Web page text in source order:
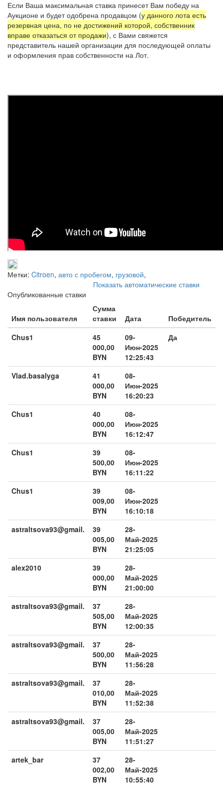
Если Ваша максимальная ставка принесет Вам победу на
Аукционе и будет одобрена продавцом (у данного лота есть
резервная цена, по не достижений которой, собственник
вправе отказаться от продажи), с Вами свяжется
представитель нашей организации для последующей оплаты
и оформления прав собственности на Лот.
Метки: Citroen, авто с пробегом, грузовой,
Показать автоматические ставки
Опубликованные ставки
Имя пользователя
Сумма
ставки
Дата
Победитель
Chus1
45
000,00
BYN
09-
Июн-2025
12:25:43
Да
Vlad.basalyga
41
000,00
BYN
08-
Июн-2025
16:20:23
Chus1
40
000,00
BYN
08-
Июн-2025
16:12:47
Chus1
39
500,00
BYN
08-
Июн-2025
16:11:22
Chus1
39
009,00
BYN
08-
Июн-2025
16:10:18
astraltsova93@gmail.
39
005,00
BYN
28-
Май-2025
21:25:05
alex2010
39
000,00
BYN
28-
Май-2025
21:00:00
astraltsova93@gmail.
37
505,00
BYN
28-
Май-2025
12:00:35
astraltsova93@gmail.
37
500,00
BYN
28-
Май-2025
11:56:28
astraltsova93@gmail.
37
010,00
BYN
28-
Май-2025
11:52:38
astraltsova93@gmail.
37
005,00
BYN
28-
Май-2025
11:51:27
artek_bar
37
002,00
BYN
28-
Май-2025
10:55:40